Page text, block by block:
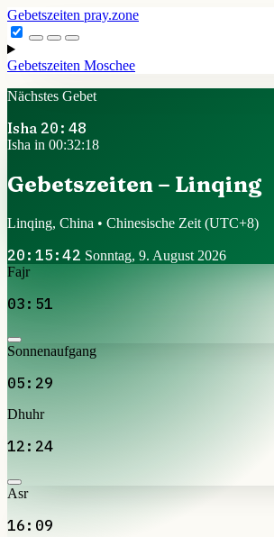
Gebetszeiten pray.zone
Gebetszeiten Moschee
Nächstes Gebet
Isha 20:48
Isha in 00:32:18
Gebetszeiten – Linqing
Linqing, China • Chinesische Zeit (UTC+8)
20:15:42 Sonntag, 9. August 2026
Fajr
03:51
Sonnenaufgang
05:29
Dhuhr
12:24
Asr
16:09